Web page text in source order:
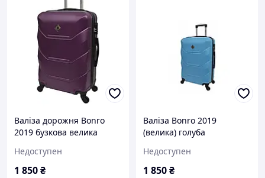
Валіза дорожня Bonro
2019 бузкова велика
Недоступен
1 850₴
Валіза Bonro 2019
(велика) голуба
Недоступен
1 850₴